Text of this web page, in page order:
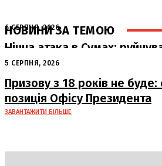
НОВИНИ ЗА ТЕМОЮ
6 СЕРПНЯ, 2026
Нічна атака в Сумах:
жертви від російських
5 СЕРПНЯ, 2026
Призову з 18 років не буде:
позиція Офісу Президента
ЗАВАНТАЖИТИ БІЛЬШЕ